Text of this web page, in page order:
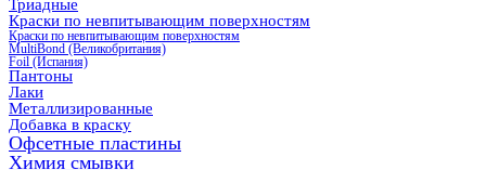
Триадные
Краски по невпитывающим поверхностям
Краски по невпитывающим поверхностям
MultiBond (Великобритания)
Foil (Испания)
Пантоны
Лаки
Металлизированные
Добавка в краску
Офсетные пластины
Химия смывки